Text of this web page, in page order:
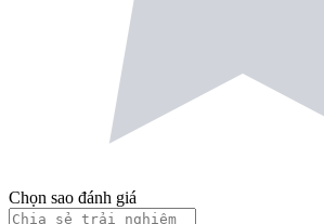
Chọn sao đánh giá